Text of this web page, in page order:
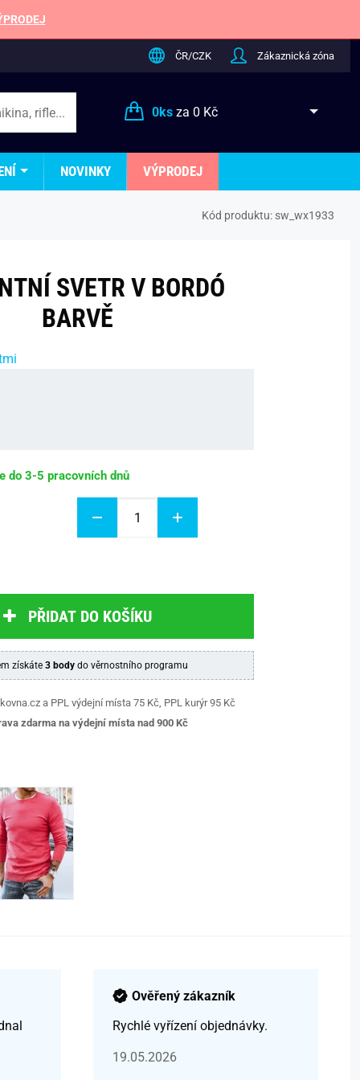
ČR/CZK Zákaznická zóna
0ksza 0 Kč
NOVINKY VÝPRODEJ
Kód produktu: sw_wx1933
SVETR V BORDÓ
BARVĚ
do 3-5 pracovních dnů
PŘIDAT DO KOŠÍKU
získáte 3 bodydo věrnostního programu
a PPL výdejní místa 75 Kč, PPL kurýr 95 Kč
zdarma na výdejní místa nad 900 Kč
Ověřený zákazník
Rychlé vyřízení objednávky.
19.05.2026